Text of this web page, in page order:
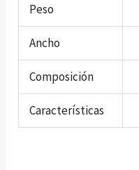
Peso
Ancho
Composición
Características